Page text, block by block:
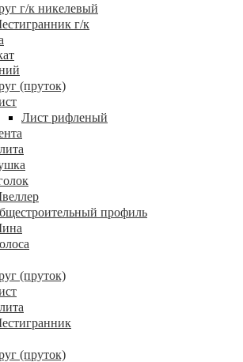
г/к никелевый
г/к
(пруток)
Лист рифленый
профиль
(пруток)
(пруток)